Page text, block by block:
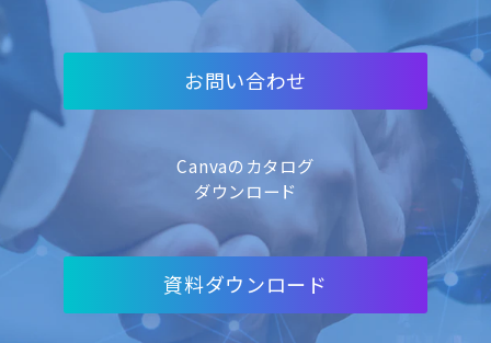
お問い合わせ
Canvaのカタログ
ダウンロード
資料ダウンロード